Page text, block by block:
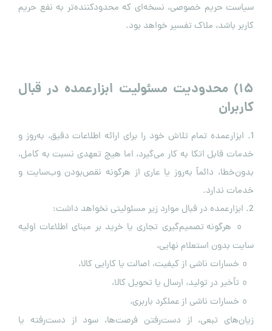
سیاست حریم خصوصی، نسخه‌ای که محدودکننده‌تر به نفع حریم
کاربر باشد، ملاک تفسیر خواهد بود.
۱۵) محدودیت مسئولیت ابزارعمده در قبال
کاربران
1. ابزارعمده تمام تلاش خود را برای ارائه اطلاعات دقیق، به‌روز و
خدمات قابل اتکا به کار می‌گیرد، اما هیچ تعهدی نسبت به کامل،
بدون‌خطا، دائماً به‌روز یا عاری از هرگونه نقص‌بودن وب‌سایت و
خدمات ندارد.
2. ابزارعمده در قبال موارد زیر مسئولیتی نخواهد داشت:
هرگونه تصمیم‌گیری تجاری یا خرید بر مبنای اطلاعات اولیه
سایت بدون استعلام نهایی،
خسارات ناشی از کیفیت، اصالت یا کارایی کالا،
تأخیر در تولید، ارسال یا تحویل کالا،
خسارات ناشی از عملکرد باربری،
زیان‌های تبعی، از دست‌رفتن فرصت‌ها، سود از دست‌رفته یا